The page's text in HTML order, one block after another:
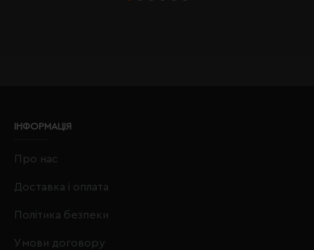
ІНФОРМАЦІЯ
Про нас
Доставка і оплата
Політика безпеки
Умови договору